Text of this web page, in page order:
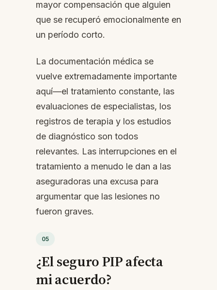
mayor compensación que alguien
que se recuperó emocionalmente en
un período corto.
La documentación médica se
vuelve extremadamente importante
aquí—el tratamiento constante, las
evaluaciones de especialistas, los
registros de terapia y los estudios
de diagnóstico son todos
relevantes. Las interrupciones en el
tratamiento a menudo le dan a las
aseguradoras una excusa para
argumentar que las lesiones no
fueron graves.
05
¿El seguro PIP afecta
mi acuerdo?